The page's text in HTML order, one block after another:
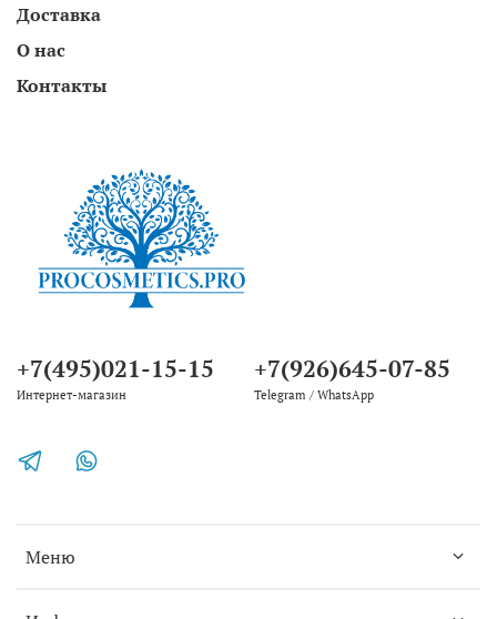
Доставка
О нас
Контакты
Меню
+7(495)021-15-15
Интернет-магазин
+7(926)645-07-85
Telegram / WhatsApp